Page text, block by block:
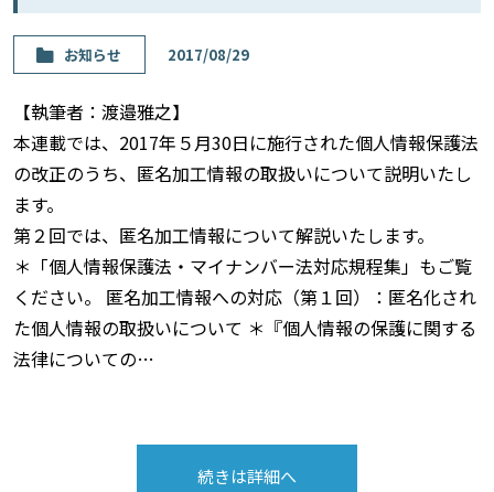
お知らせ 2017/08/29
【執筆者：渡邉雅之】
本連載では、2017年５月30日に施行された個人情報保護法
の改正のうち、匿名加工情報の取扱いについて説明いたし
ます。
第２回では、匿名加工情報について解説いたします。
＊「個人情報保護法・マイナンバー法対応規程集」もご覧
ください。 匿名加工情報への対応（第１回）：匿名化され
た個人情報の取扱いについて ＊『個人情報の保護に関する
法律についての…
続きは詳細へ